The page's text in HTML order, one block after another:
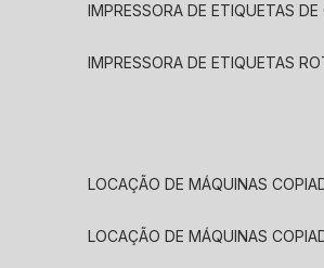
IMPRESSORA DE ETIQUETAS
IMPRESSORA DE ETIQUETAS
LOCAÇÃO DE MÁQUINAS
LOCAÇÃO DE MÁQUINAS